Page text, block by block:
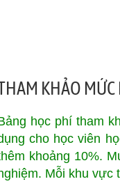
KHẢO
học phí tham
cho học viên
khoảng 10%.
Mỗi khu vực